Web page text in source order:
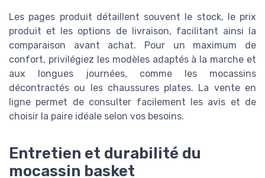
Les pages produit détaillent souvent le stock, le prix
produit et les options de livraison, facilitant ainsi la
comparaison avant achat. Pour un maximum de
confort, privilégiez les modèles adaptés à la marche et
aux longues journées, comme les mocassins
décontractés ou les chaussures plates. La vente en
ligne permet de consulter facilement les avis et de
choisir la paire idéale selon vos besoins.
Entretien et durabilité du
mocassin basket